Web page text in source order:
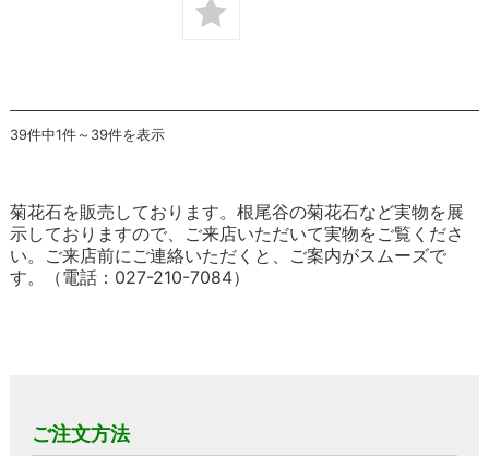
39件中1件～39件を表示
菊花石を販売しております。根尾谷の菊花石など実物を展
示しておりますので、ご来店いただいて実物をご覧くださ
い。ご来店前にご連絡いただくと、ご案内がスムーズで
す。（電話：027-210-7084）
ご注文方法